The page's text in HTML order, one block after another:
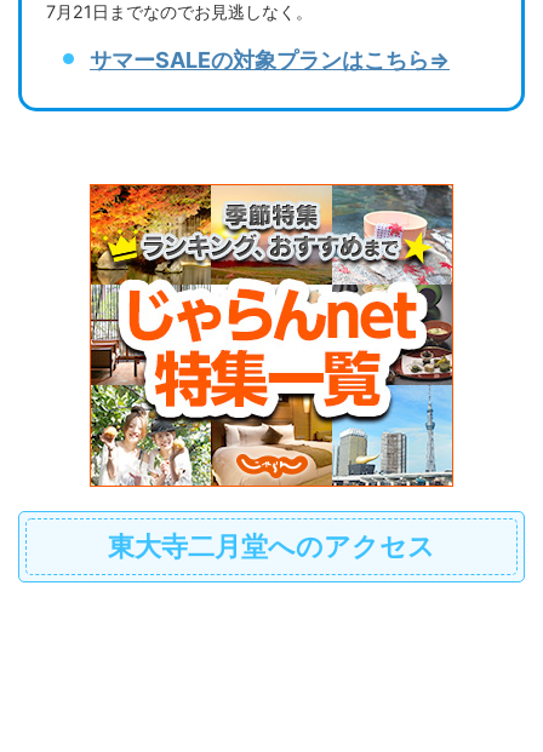
7月21日までなのでお見逃しなく。
サマーSALEの対象プランはこちら⇒
東大寺二月堂へのアクセス